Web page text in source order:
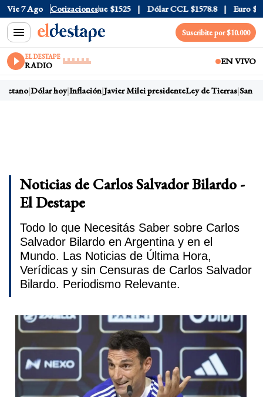
Vie 7 Ago Cotizaciones
$1976 Dólar Blue $1525 Dólar CCL $1578.8 Euro
Suscribite por $10.000
EL DESTAPE
RADIO EN VIVO
Dólar hoy Inflación Javier Milei presidenteLey de Tierras San
Noticias de Carlos Salvador Bilardo -
El Destape
Todo lo que Necesitás Saber sobre Carlos
Salvador Bilardo en Argentina y en el
Mundo. Las Noticias de Última Hora,
Verídicas y sin Censuras de Carlos Salvador
Bilardo. Periodismo Relevante.